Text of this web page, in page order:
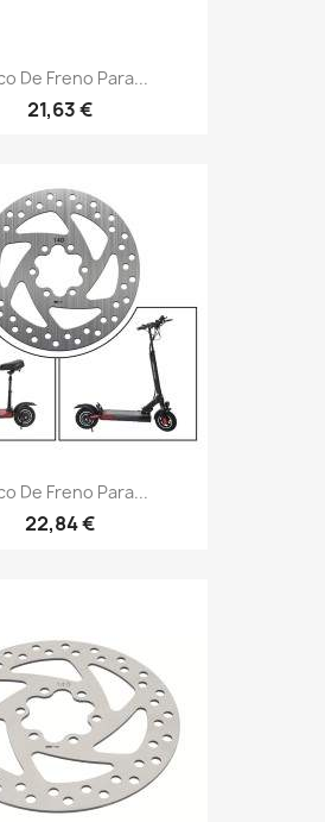
De Freno Para...
21,63 €
De Freno Para...
22,84 €